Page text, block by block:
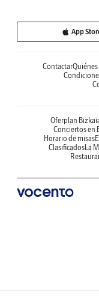
App
Contactar
Oferplan
Conciertos en
Horario de misas
ClasificadosLa